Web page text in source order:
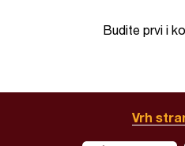
Budite prvi i
Vrh